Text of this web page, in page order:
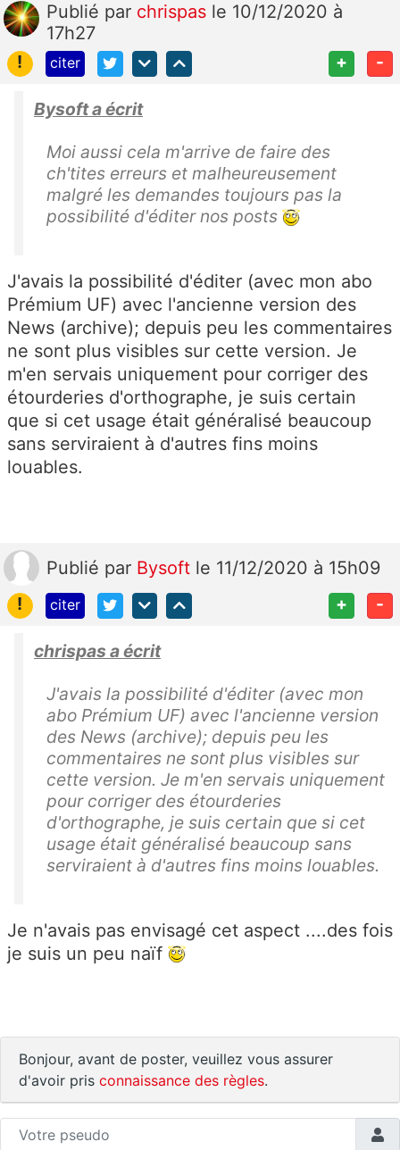
Publié par chrispas le 10/12/2020 à
17h27
!
citer + -
Bysoft a écrit
Moi aussi cela m'arrive de faire des
ch'tites erreurs et malheureusement
malgré les demandes toujours pas la
possibilité d'éditer nos posts
J'avais la possibilité d'éditer (avec mon abo
Prémium UF) avec l'ancienne version des
News (archive); depuis peu les commentaires
ne sont plus visibles sur cette version. Je
m'en servais uniquement pour corriger des
étourderies d'orthographe, je suis certain
que si cet usage était généralisé beaucoup
sans serviraient à d'autres fins moins
louables.
Publié par Bysoft le 11/12/2020 à 15h09
!
citer + -
chrispas a écrit
J'avais la possibilité d'éditer (avec mon
abo Prémium UF) avec l'ancienne version
des News (archive); depuis peu les
commentaires ne sont plus visibles sur
cette version. Je m'en servais uniquement
pour corriger des étourderies
d'orthographe, je suis certain que si cet
usage était généralisé beaucoup sans
serviraient à d'autres fins moins louables.
Je n'avais pas envisagé cet aspect ....des fois
je suis un peu naïf
Bonjour, avant de poster, veuillez vous assurer
d'avoir pris connaissance des règles.